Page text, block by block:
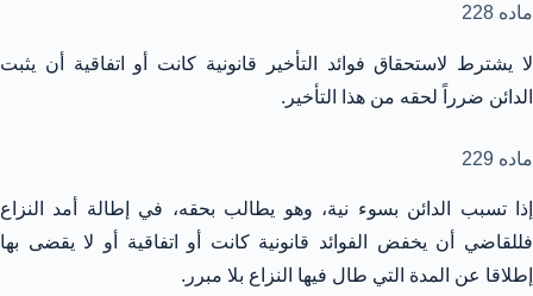
ماده 228
لا يشترط لاستحقاق فوائد التأخير قانونية كانت أو اتفاقية أن يثبت
الدائن ضرراً لحقه من هذا التأخير.
ماده 229
إذا تسبب الدائن بسوء نية، وهو يطالب بحقه، في إطالة أمد النزاع
فللقاضي أن يخفض الفوائد قانونية كانت أو اتفاقية أو لا يقضى بها
إطلاقا عن المدة التي طال فيها النزاع بلا مبرر.